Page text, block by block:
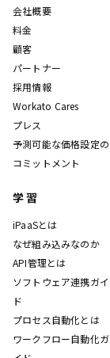
会社概要
料金
顧客
パートナー
採用情報
Workato Cares
プレス
予測可能な価格設定の
コミットメント
学習
iPaaSとは
なぜ組み込みなのか
API管理とは
ソフトウェア連携ガイ
ド
プロセス自動化とは
ワークフロー自動化ガ